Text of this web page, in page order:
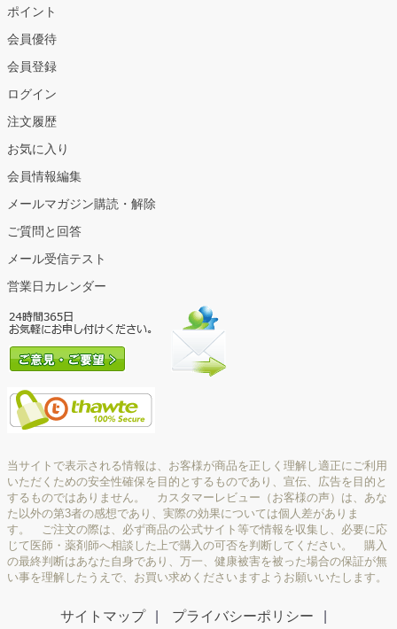
ポイント
会員優待
会員登録
ログイン
注文履歴
お気に入り
会員情報編集
メールマガジン購読・解除
ご質問と回答
メール受信テスト
営業日カレンダー
当サイトで表示される情報は、お客様が商品を正しく理解し適正にご利用
いただくための安全性確保を目的とするものであり、宣伝、広告を目的と
するものではありません。 カスタマーレビュー（お客様の声）は、あな
た以外の第3者の感想であり、実際の効果については個人差がありま
す。 ご注文の際は、必ず商品の公式サイト等で情報を収集し、必要に応
じて医師・薬剤師へ相談した上で購入の可否を判断してください。 購入
の最終判断はあなた自身であり、万一、健康被害を被った場合の保証が無
い事を理解したうえで、お買い求めくださいますようお願いいたします。
サイトマップ プライバシーポリシー